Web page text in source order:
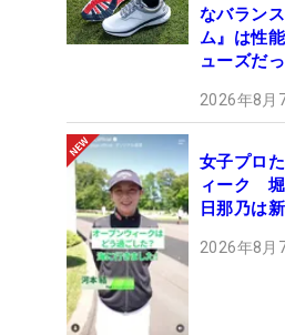
なバラン
ム』は性
ューズだ
2026年8月
女子プロ
ィーク 堀
日那乃は
2026年8月